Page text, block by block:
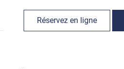
Réservez en ligne